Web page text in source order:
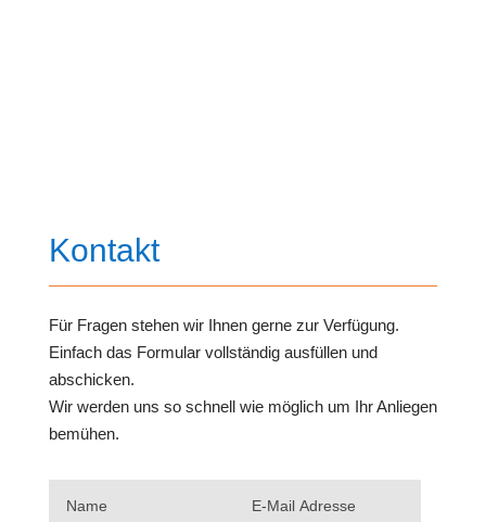
Kontakt
Für Fragen stehen wir Ihnen gerne zur Verfügung.
Einfach das Formular vollständig ausfüllen und
abschicken.
Wir werden uns so schnell wie möglich um Ihr Anliegen
bemühen.
Mail